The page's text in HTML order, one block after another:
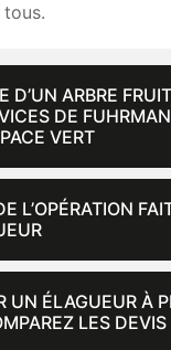
D’UN ARBRE
DE
VERT
L’OPÉRATION
UN ÉLAGUEUR À
LES DEVIS